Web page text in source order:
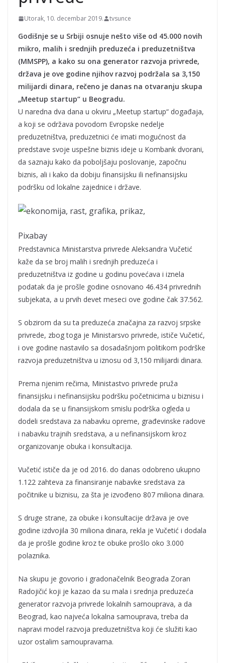
Utorak, 10. decembar 2019. tvsunce
Godišnje se u Srbiji osnuje nešto više od 45.000 novih
mikro, malih i srednjih preduzeća i preduzetništva
(MMSPP), a kako su ona generator razvoja privrede,
država je ove godine njihov razvoj podržala sa 3,150
milijardi dinara, rečeno je danas na otvaranju skupa
„Meetup startup“ u Beogradu.
U naredna dva dana u okviru „Meetup startup“ događaja,
a koji se održava povodom Evropske nedelje
preduzetništva, preduzetnici će imati mogućnost da
predstave svoje uspešne biznis ideje u Kombank dvorani,
da saznaju kako da poboljšaju poslovanje, započnu
biznis, ali i kako da dobiju finansijsku ili nefinansijsku
podršku od lokalne zajednice i države.
Pixabay
Predstavnica Ministarstva privrede Aleksandra Vučetić
kaže da se broj malih i srednjih preduzeća i
preduzetništva iz godine u godinu povećava i iznela
podatak da je prošle godine osnovano 46.434 privrednih
subjekata, a u prvih devet meseci ove godine čak 37.562.
S obzirom da su ta preduzeća značajna za razvoj srpske
privrede, zbog toga je Ministarsvo privrede, ističe Vučetić,
i ove godine nastavilo sa dosadašnjom politikom podrške
razvoja preduzetništva u iznosu od 3,150 milijardi dinara.
Prema njenim rečima, Ministastvo privrede pruža
finansijsku i nefinansijsku podršku početnicima u biznisu i
dodala da se u finansijskom smislu podrška ogleda u
dodeli sredstava za nabavku opreme, građevinske radove
i nabavku trajnih sredstava, a u nefinansijskom kroz
organizovanje obuka i konsultacija.
Vučetić ističe da je od 2016. do danas odobreno ukupno
1.122 zahteva za finansiranje nabavke sredstava za
počitnike u biznisu, za šta je izvođeno 807 miliona dinara.
S druge strane, za obuke i konsultacije država je ove
godine izdvojila 30 miliona dinara, rekla je Vučetić i dodala
da je prošle godine kroz te obuke prošlo oko 3.000
polaznika.
Na skupu je govorio i gradonačelnik Beograda Zoran
Radojičić koji je kazao da su mala i srednja preduzeća
generator razvoja privrede lokalnih samouprava, a da
Beograd, kao najveća lokalna samouprava, treba da
napravi model razvoja preduzetništva koji će služiti kao
uzor ostalim samoupravama.